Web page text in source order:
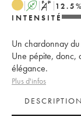
A S 12.5%
INTENSITÉ
Un chardonnay
Une pépite, donc,
élégance.
Plus d'infos